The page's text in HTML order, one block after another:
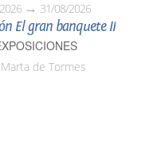
31/08/2026
El gran banquete II
de Tormes